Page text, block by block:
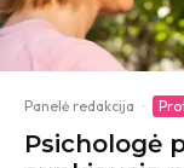
Panelė redakcija ·
Psichologė